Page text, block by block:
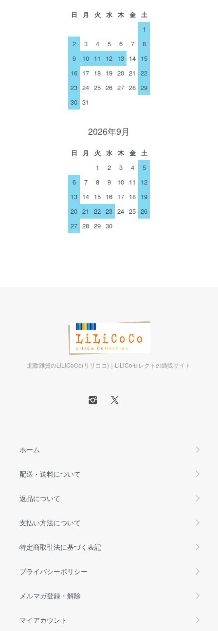
日 月 火 水 木 金
土
1
2
3 4 5 6 7
8
9
10 11 12 13 14 15
16 17 18 19 20 21
22
23 24 25 26 27 28 29
30 31
2026年9月
日 月 火 水 木 金
土
1
2 3 4
5
6
7 8 9 10 11
12
13 14 15 16 17 18 19
20 21 22 23 24 25 26
27 28 29 30
北欧雑貨のLiLiCoCo(リリココ)｜LiLiCoセレクトの通販サイト
ホーム
配送・送料について
返品について
支払い方法について
特定商取引法に基づく表記
プライバシーポリシー
メルマガ登録・解除
マイアカウント